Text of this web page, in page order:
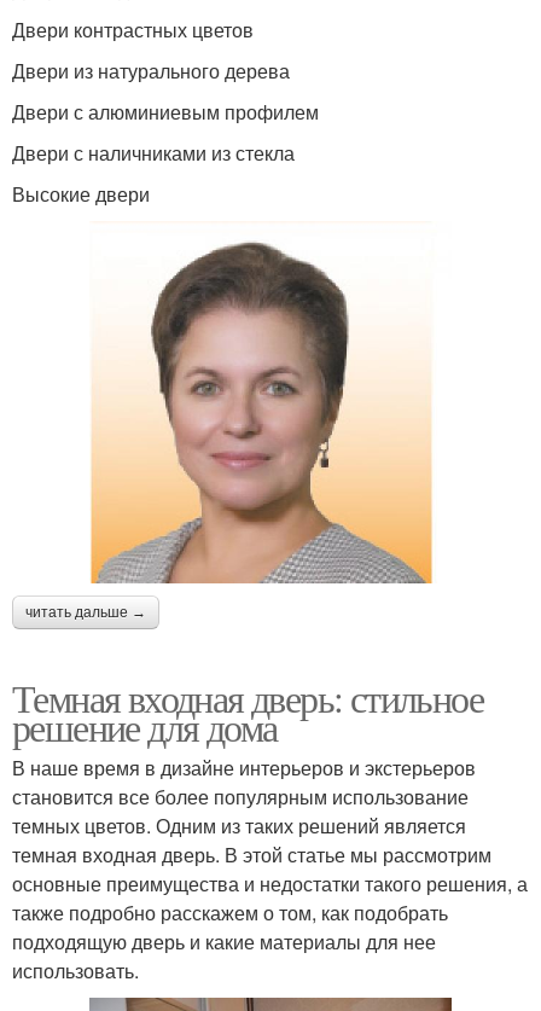
Двери контрастных цветов
Двери из натурального дерева
Двери с алюминиевым профилем
Двери с наличниками из стекла
Высокие двери
читать дальше →
Темная входная дверь: стильное
решение для дома
В наше время в дизайне интерьеров и экстерьеров
становится все более популярным использование
темных цветов. Одним из таких решений является
темная входная дверь. В этой статье мы рассмотрим
основные преимущества и недостатки такого решения, а
также подробно расскажем о том, как подобрать
подходящую дверь и какие материалы для нее
использовать.